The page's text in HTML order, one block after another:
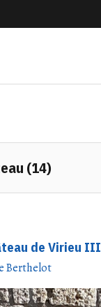
(14)
de Virieu III
Berthelot